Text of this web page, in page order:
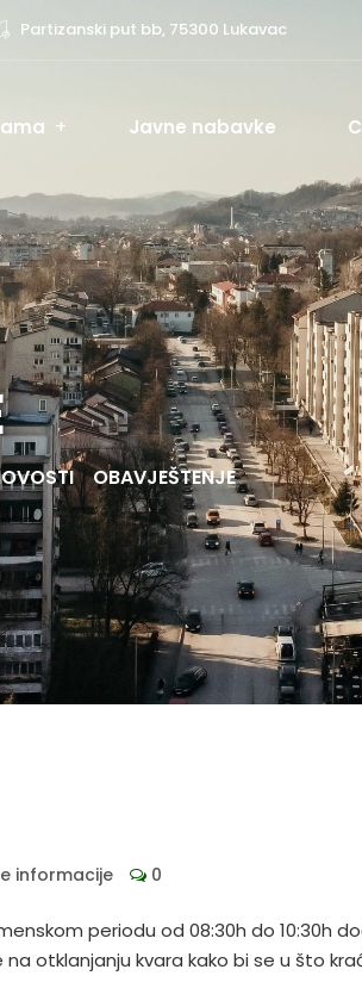
Partizanski put bb, 75300 Lukavac
Javne nabavke
OBAVJEŠTENJE
informacije 0
periodu od 08:30h do 10:30h
otklanjanju kvara kako bi se u što